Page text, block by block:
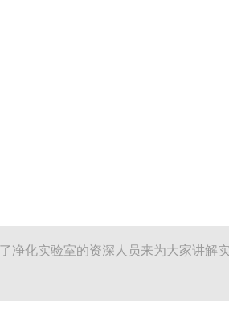
化实验室的资深人员来为大家讲解